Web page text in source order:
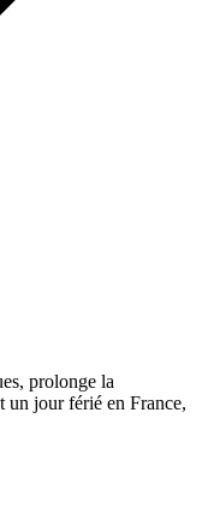
prolonge la
un jour férié en France,